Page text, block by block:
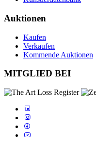
Auktionen
Kaufen
Verkaufen
Kommende Auktionen
MITGLIED BEI